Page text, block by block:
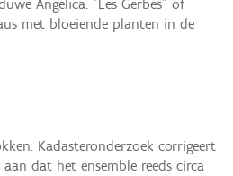
Angelica. "Les Gerbes" of
met bloeiende planten in de
Kadasteronderzoek corrigeert
dat het ensemble reeds circa